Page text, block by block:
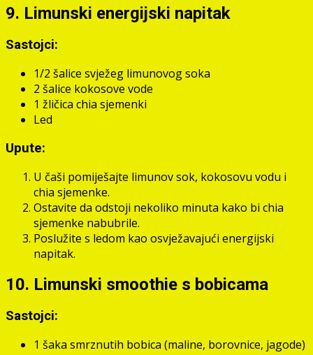
9. Limunski energijski napitak
Sastojci:
1/2 šalice svježeg limunovog soka
2 šalice kokosove vode
1 žličica chia sjemenki
Led
Upute:
U čaši pomiješajte limunov sok, kokosovu vodu i
chia sjemenke.
Ostavite da odstoji nekoliko minuta kako bi chia
sjemenke nabubrile.
Poslužite s ledom kao osvježavajući energijski
napitak.
10. Limunski smoothie s bobicama
Sastojci:
1 šaka smrznutih bobica (maline, borovnice, jagode)